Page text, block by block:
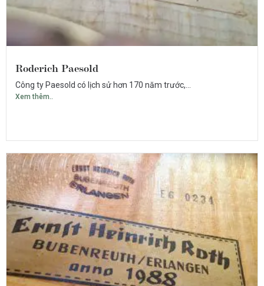
Roderich Paesold
Công ty Paesold có lịch sử hơn 170 năm trước,...
Xem thêm..